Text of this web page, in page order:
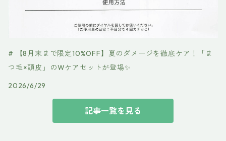
# 【8月末まで限定10%OFF】夏のダメージを徹底ケア！「ま
つ毛×頭皮」のWケアセットが登場✨
2026/6/29
記事一覧を見る